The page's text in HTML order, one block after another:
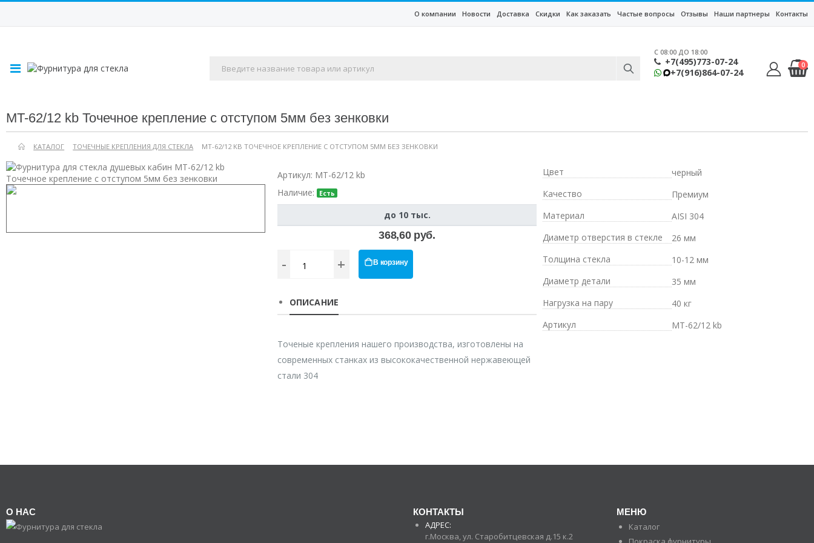
О компании Новости Доставка Скидки Как заказать Частые вопросы Отзывы Наши партнеры Контакты
C 08:00 ДО 18:00
+7(495)773-07-24
+7(916)864-07-24
0
MT-62/12 kb Точечное крепление с отступом 5мм без зенковки
КАТАЛОГ ТОЧЕЧНЫЕ КРЕПЛЕНИЯ ДЛЯ СТЕКЛА MT-62/12 KB ТОЧЕЧНОЕ КРЕПЛЕНИЕ С ОТСТУПОМ 5ММ БЕЗ ЗЕНКОВКИ
Артикул: MT-62/12 kb
Наличие:
Есть
до 10 тыс.
368,60 руб.
- + В корзину
ОПИСАНИЕ
Точеные крепления нашего производства, изготовлены на
современных станках из высококачественной нержавеющей
стали 304
Цвет
черный
Качество
Премиум
Материал
AISI 304
Диаметр отверстия в стекле
26 мм
Толщина стекла
10-12 мм
Диаметр детали
35 мм
Нагрузка на пару
40 кг
Артикул
MT-62/12 kb
О НАС КОНТАКТЫ
АДРЕС:
г.Москва, ул. Старобитцевская д.15 к.2
МЕНЮ
Каталог